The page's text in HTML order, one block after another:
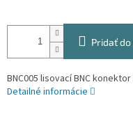
Pridať do
BNC005 lisovací BNC konektor
Detailné informácie